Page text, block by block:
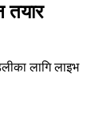
तयार
लागि लाइभ